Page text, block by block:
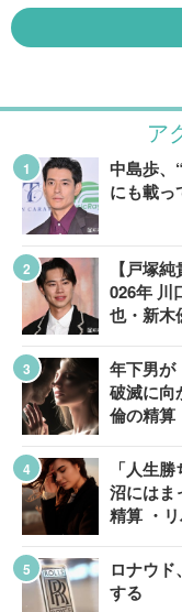
ア
中島歩、
にも載っ
【戸塚
026年 川
也・新木
年下男が
破滅に
倫の精算
「人生
沼にはま
精算 ・リ
ロナウ
する